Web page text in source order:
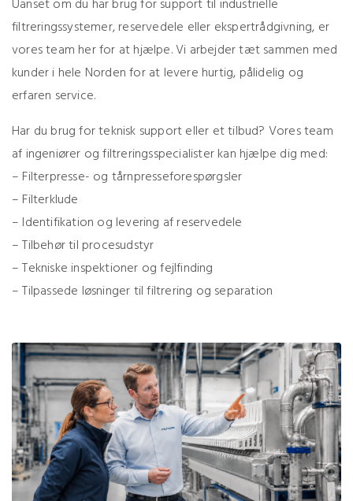
Uanset om du har brug for support til industrielle
filtreringssystemer, reservedele eller ekspertrådgivning, er
vores team her for at hjælpe. Vi arbejder tæt sammen med
kunder i hele Norden for at levere hurtig, pålidelig og
erfaren service.
Har du brug for teknisk support eller et tilbud? Vores team
af ingeniører og filtreringsspecialister kan hjælpe dig med:
– Filterpresse- og tårnpresseforespørgsler
– Filterklude
– Identifikation og levering af reservedele
– Tilbehør til procesudstyr
– Tekniske inspektioner og fejlfinding
– Tilpassede løsninger til filtrering og separation